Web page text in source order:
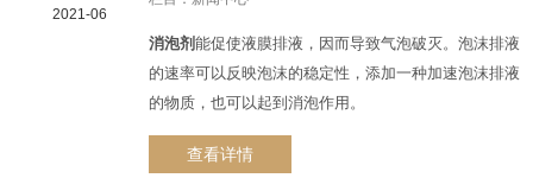
2021-06
消泡剂能促使液膜排液，因而导致气泡破灭。泡沫排液
的速率可以反映泡沫的稳定性，添加一种加速泡沫排液
的物质，也可以起到消泡作用。
查看详情